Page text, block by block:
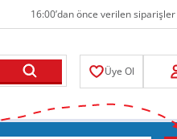
16:00’dan önce verilen siparişler
Üye Ol